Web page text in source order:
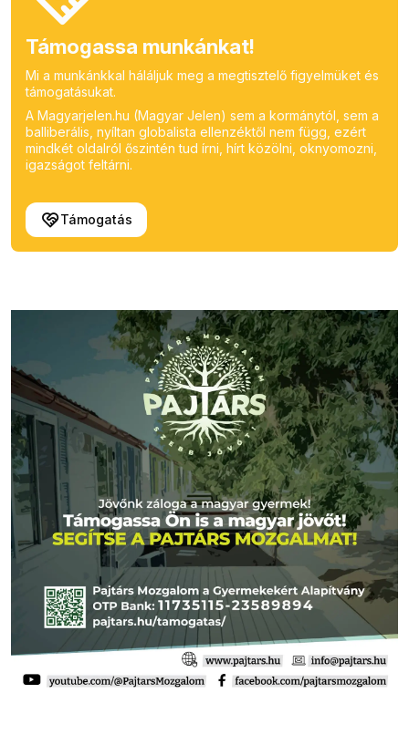
Támogassa munkánkat!
Mi a munkánkkal háláljuk meg a megtisztelő figyelmüket és
támogatásukat.
A Magyarjelen.hu (Magyar Jelen) sem a kormánytól, sem a
balliberális, nyíltan globalista ellenzéktől nem függ, ezért
mindkét oldalról őszintén tud írni, hírt közölni, oknyomozni,
igazságot feltárni.
Támogatás